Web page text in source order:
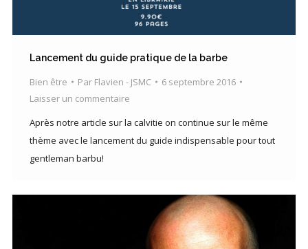
Lancement du guide pratique de la barbe
Bien être Par Flavien - JSMC
6 septembre 2016
Laisser un commentaire
Après notre article sur la calvitie on continue sur le même
thème avec le lancement du guide indispensable pour tout
gentleman barbu!